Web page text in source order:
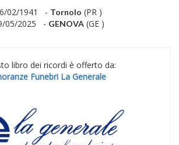
02/1941 - Tornolo (PR )
05/2025 - GENOVA(GE )
libro dei ricordi è offerto da:
Funebri La Generale